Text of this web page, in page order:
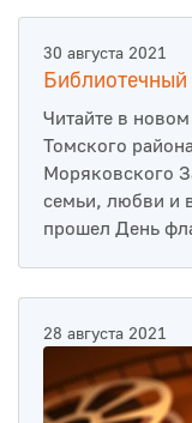
30 августа 2021
Читайте в
Томского
Моряковского
семьи, любви и
прошел День
28 августа 2021